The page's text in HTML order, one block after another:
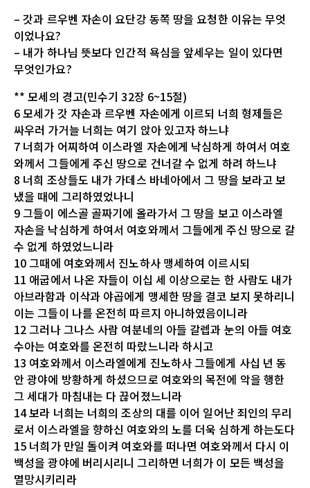
– 갓과 르우벤 자손이 요단강 동쪽 땅을 요청한 이유는 무엇
이었나요?
– 내가 하나님 뜻보다 인간적 욕심을 앞세우는 일이 있다면
무엇인가요?
** 모세의 경고(민수기 32장 6~15절)
6 모세가 갓 자손과 르우벤 자손에게 이르되 너희 형제들은
싸우러 가거늘 너희는 여기 앉아 있고자 하느냐
7 너희가 어찌하여 이스라엘 자손에게 낙심하게 하여서 여호
와께서 그들에게 주신 땅으로 건너갈 수 없게 하려 하느냐
8 너희 조상들도 내가 가데스 바네아에서 그 땅을 보라고 보
냈을 때에 그리하였었나니
9 그들이 에스골 골짜기에 올라가서 그 땅을 보고 이스라엘
자손을 낙심하게 하여서 여호와께서 그들에게 주신 땅으로 갈
수 없게 하였었느니라
10 그때에 여호와께서 진노하사 맹세하여 이르시되
11 애굽에서 나온 자들이 이십 세 이상으로는 한 사람도 내가
아브라함과 이삭과 야곱에게 맹세한 땅을 결코 보지 못하리니
이는 그들이 나를 온전히 따르지 아니하였음이니라
12 그러나 그나스 사람 여분네의 아들 갈렙과 눈의 아들 여호
수아는 여호와를 온전히 따랐느니라 하시고
13 여호와께서 이스라엘에게 진노하사 그들에게 사십 년 동
안 광야에 방황하게 하셨으므로 여호와의 목전에 악을 행한
그 세대가 마침내는 다 끊어졌느니라
14 보라 너희는 너희의 조상의 대를 이어 일어난 죄인의 무리
로서 이스라엘을 향하신 여호와의 노를 더욱 심하게 하는도다
15 너희가 만일 돌이켜 여호와를 떠나면 여호와께서 다시 이
백성을 광야에 버리시리니 그리하면 너희가 이 모든 백성을
멸망시키리라